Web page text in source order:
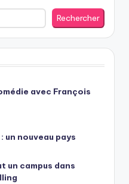
Rechercher
avec François
un nouveau pays
un campus dans